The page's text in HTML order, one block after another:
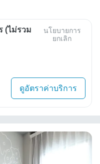
(ไม่รวม
นโยบายการ
ยกเลิก
ดูอัตราค่าบริการ